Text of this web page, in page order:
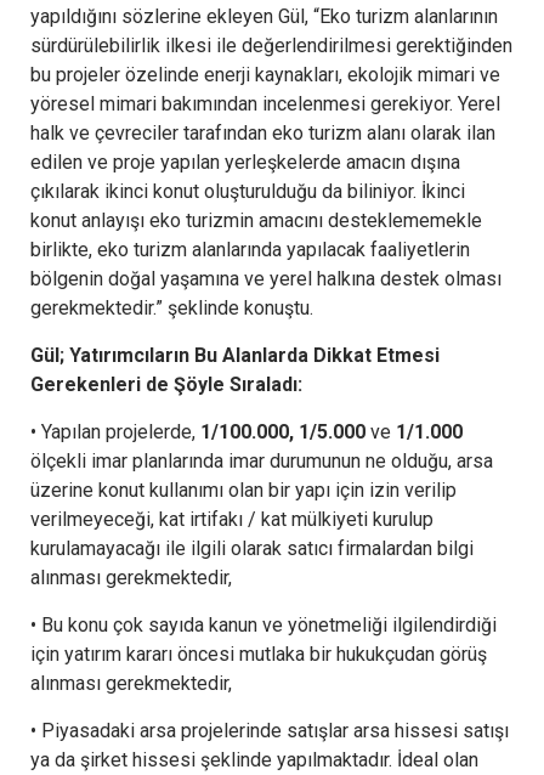
yapıldığını sözlerine ekleyen Gül, “Eko turizm alanlarının
sürdürülebilirlik ilkesi ile değerlendirilmesi gerektiğinden
bu projeler özelinde enerji kaynakları, ekolojik mimari ve
yöresel mimari bakımından incelenmesi gerekiyor. Yerel
halk ve çevreciler tarafından eko turizm alanı olarak ilan
edilen ve proje yapılan yerleşkelerde amacın dışına
çıkılarak ikinci konut oluşturulduğu da biliniyor. İkinci
konut anlayışı eko turizmin amacını desteklememekle
birlikte, eko turizm alanlarında yapılacak faaliyetlerin
bölgenin doğal yaşamına ve yerel halkına destek olması
gerekmektedir.” şeklinde konuştu.
Gül; Yatırımcıların Bu Alanlarda Dikkat Etmesi
Gerekenleri de Şöyle Sıraladı:
• Yapılan projelerde, 1/100.000, 1/5.000 ve 1/1.000
ölçekli imar planlarında imar durumunun ne olduğu, arsa
üzerine konut kullanımı olan bir yapı için izin verilip
verilmeyeceği, kat irtifakı / kat mülkiyeti kurulup
kurulamayacağı ile ilgili olarak satıcı firmalardan bilgi
alınması gerekmektedir,
• Bu konu çok sayıda kanun ve yönetmeliği ilgilendirdiği
için yatırım kararı öncesi mutlaka bir hukukçudan görüş
alınması gerekmektedir,
• Piyasadaki arsa projelerinde satışlar arsa hissesi satışı
ya da şirket hissesi şeklinde yapılmaktadır. İdeal olan